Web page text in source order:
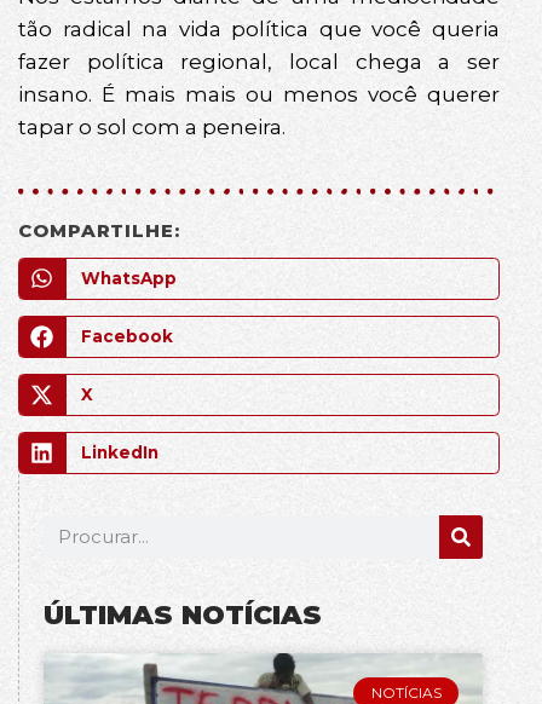
tão radical na vida política que você queria
fazer política regional, local chega a ser
insano. É mais mais ou menos você querer
tapar o sol com a peneira.
COMPARTILHE:
WhatsApp
Facebook
X
LinkedIn
ÚLTIMAS NOTÍCIAS
NOTÍCIAS